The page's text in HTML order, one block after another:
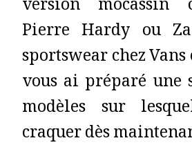
version mocassin
Pierre Hardy ou
sportswear chez Vans
vous ai préparé une
modèles sur
craquer dès